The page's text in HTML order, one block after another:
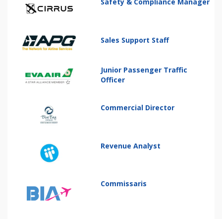
Sales Support Staff
Junior Passenger Traffic
Officer
Commercial Director
Revenue Analyst
Commissaris